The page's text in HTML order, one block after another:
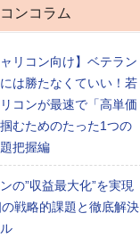
ンコラム
ャリコン向け】ベテラン
は勝たなくていい！若
コンが最速で「高単価
むためのたった1つの
把握編
の”収益最大化”を実現
戦略的課題と徹底解決